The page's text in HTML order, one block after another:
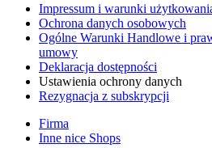
Impressum i warunki
Ochrona danych osobowych
Ogólne Warunki Handlowe i
umowy
Deklaracja dostępności
Ustawienia ochrony danych
Rezygnacja z subskrypcji
Firma
Inne nice Shops